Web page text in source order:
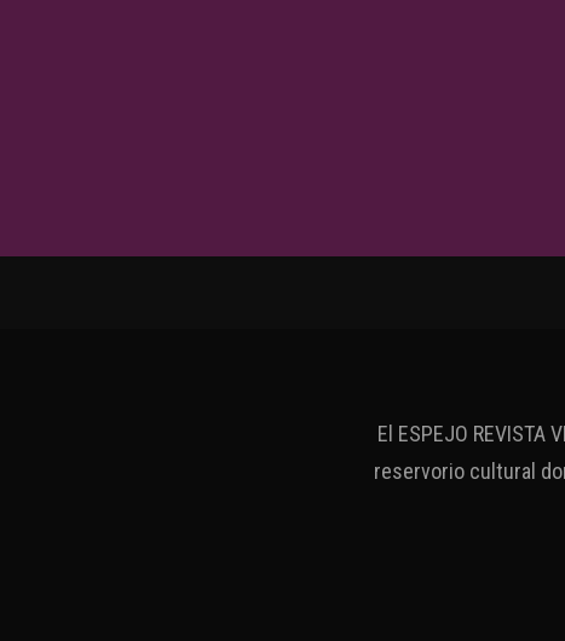
El ESPEJO
reservorio cultural